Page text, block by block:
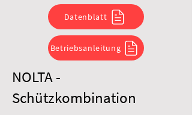
Datenblatt
Betriebsanleitung
NOLTA -
Schützkombination